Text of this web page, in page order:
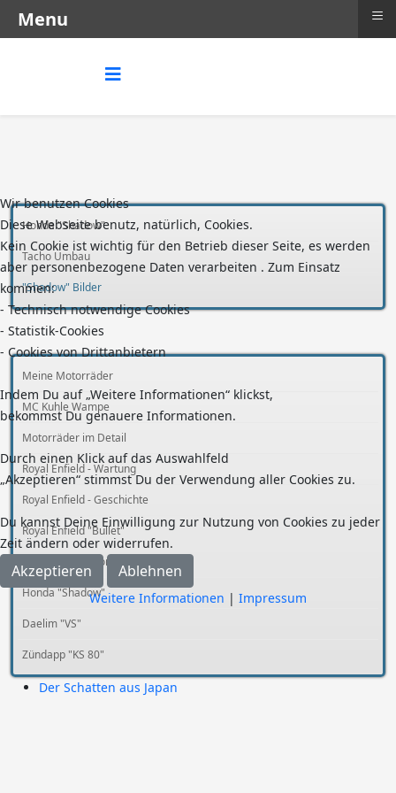
Honda "Shadow"
Tacho Umbau
"Shadow" Bilder
Meine Motorräder
MC Kuhle Wampe
Motorräder im Detail
Royal Enfield - Wartung
Royal Enfield - Geschichte
Royal Enfield "Bullet"
Royal Enfield "Continental"
Honda "Shadow"
Daelim "VS"
Zündapp "KS 80"
Der Schatten aus Japan
Wir benutzen Cookies
Diese Webseite benutz, natürlich, Cookies.
Kein Cookie ist wichtig für den Betrieb dieser Seite, es werden
aber personenbezogene Daten verarbeiten . Zum Einsatz
kommen:
- Technisch notwendige Cookies
- Statistik-Cookies
- Cookies von Drittanbietern
Indem Du auf „Weitere Informationen“ klickst,
bekommst Du genauere Informationen.
Durch einen Klick auf das Auswahlfeld
„Akzeptieren“ stimmst Du der Verwendung aller Cookies zu.
Du kannst Deine Einwilligung zur Nutzung von Cookies zu jeder
Zeit ändern oder widerrufen.
Akzeptieren Ablehnen
Weitere Informationen | Impressum
Menu ≡